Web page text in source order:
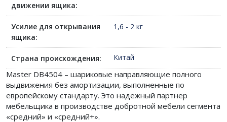
движении ящика:
Усилие для открывания
ящика:
1,6 - 2 кг
Страна происхождения: Китай
Master DB4504 – шариковые направляющие полного
выдвижения без амортизации, выполненные по
европейскому стандарту. Это надежный партнер
мебельщика в производстве добротной мебели сегмента
«средний» и «средний+».